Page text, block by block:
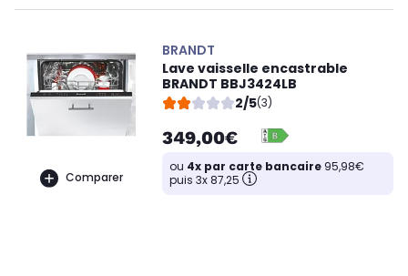
Comparer
BRANDT
Lave vaisselle encastrable
BRANDT BBJ3424LB
2/5(3)
349,00€
ou 4x par carte bancaire 95,98€
puis 3x 87,25